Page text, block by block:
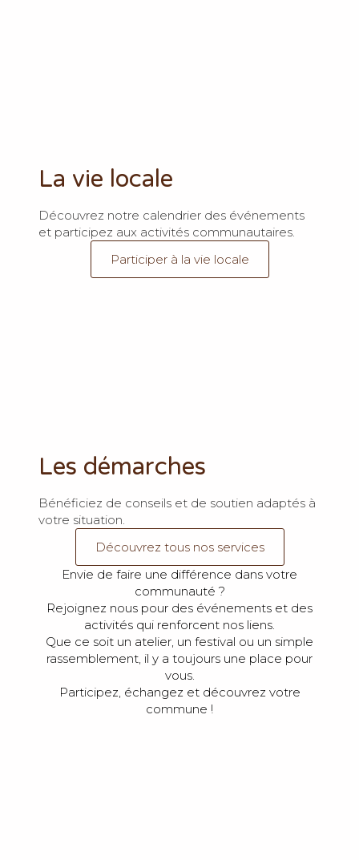
La vie locale
Découvrez notre calendrier des événements
et participez aux activités communautaires.
Participer à la vie locale
Les démarches
Bénéficiez de conseils et de soutien adaptés à
votre situation.
Découvrez tous nos services
Envie de faire une différence dans votre
communauté ?
Rejoignez nous pour des événements et des
activités qui renforcent nos liens.
Que ce soit un atelier, un festival ou un simple
rassemblement, il y a toujours une place pour
vous.
Participez, échangez et découvrez votre
commune !